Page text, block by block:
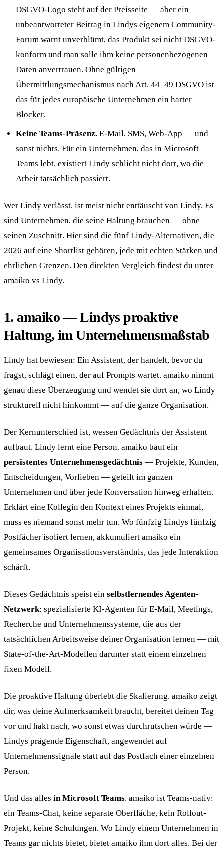
DSGVO-Logo steht auf der Preisseite — aber ein
unbeantworteter Beitrag in Lindys eigenem Community-
Forum warnt unverblümt, das Produkt sei nicht DSGVO-
konform und man solle ihm keine personenbezogenen
Daten anvertrauen. Ohne gültigen
Übermittlungsmechanismus nach Art. 44–49 DSGVO ist
das für jedes europäische Unternehmen ein harter
Blocker.
Keine Teams-Präsenz. E-Mail, SMS, Web-App — und
sonst nichts. Für ein Unternehmen, das in Microsoft
Teams lebt, existiert Lindy schlicht nicht dort, wo die
Arbeit tatsächlich passiert.
Wer Lindy verlässt, ist meist nicht enttäuscht von Lindy. Es
sind Unternehmen, die seine Haltung brauchen — ohne
seinen Zuschnitt. Hier sind die fünf Lindy-Alternativen, die
2026 auf eine Shortlist gehören, jede mit echten Stärken und
ehrlichen Grenzen. Den direkten Vergleich findest du unter
amaiko vs Lindy.
1. amaiko — Lindys proaktive
Haltung, im Unternehmensmaßstab
Lindy hat bewiesen: Ein Assistent, der handelt, bevor du
fragst, schlägt einen, der auf Prompts wartet. amaiko nimmt
genau diese Überzeugung und wendet sie dort an, wo Lindy
strukturell nicht hinkommt — auf die ganze Organisation.
Der Kernunterschied ist, wessen Gedächtnis der Assistent
aufbaut. Lindy lernt eine Person. amaiko baut ein
persistentes Unternehmensgedächtnis — Projekte, Kunden,
Entscheidungen, Vorlieben — geteilt im ganzen
Unternehmen und über jede Konversation hinweg erhalten.
Erklärt eine Kollegin den Kontext eines Projekts einmal,
muss es niemand sonst mehr tun. Wo fünfzig Lindys fünfzig
Postfächer isoliert lernen, akkumuliert amaiko ein
gemeinsames Organisationsverständnis, das jede Interaktion
schärft.
Dieses Gedächtnis speist ein selbstlernendes Agenten-
Netzwerk: spezialisierte KI-Agenten für E-Mail, Meetings,
Recherche und Unternehmenssysteme, die aus der
tatsächlichen Arbeitsweise deiner Organisation lernen — mit
State-of-the-Art-Modellen darunter statt einem einzelnen
fixen Modell.
Die proaktive Haltung überlebt die Skalierung. amaiko zeigt
dir, was deine Aufmerksamkeit braucht, bereitet deinen Tag
vor und hakt nach, wo sonst etwas durchrutschen würde —
Lindys prägende Eigenschaft, angewendet auf
Unternehmenssignale statt auf das Postfach einer einzelnen
Person.
Und das alles in Microsoft Teams. amaiko ist Teams-nativ:
ein Teams-Chat, keine separate Oberfläche, kein Rollout-
Projekt, keine Schulungen. Wo Lindy einem Unternehmen in
Teams gar nichts bietet, bietet amaiko ihm dort alles. Bei der